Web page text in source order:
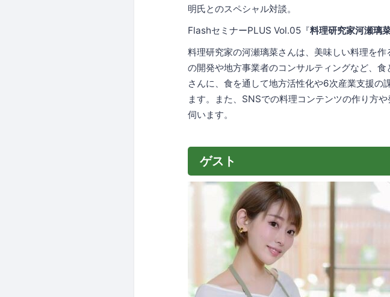
明氏とのスペシャル対談。
FlashセミナーPLUS Vol.05『料理研究家河瀬璃
料理研究家の河瀬璃菜さんは、美味しい料理を
の開発や地方事業者のコンサルティングなど、
さんに、食を通して地方活性化や6次産業支援の
ます。また、SNSでの料理コンテンツの作り方
伺います。
ゲスト